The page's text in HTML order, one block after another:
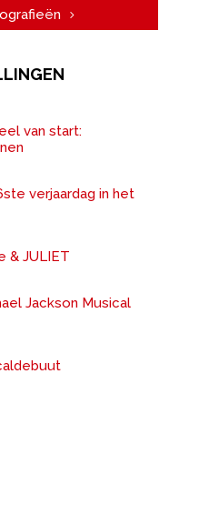
van start:
verjaardag in het
& JULIET
Jackson Musical